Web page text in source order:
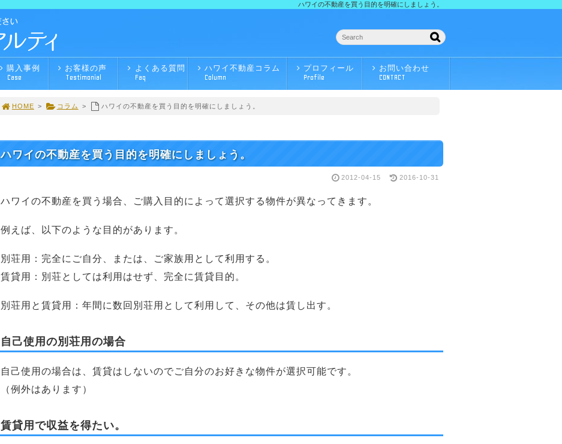
ハワイの不動産を買う目的を明確にしましょう。
購入事例
Case
お客様の声
Testimonial
よくある質問
Faq
ハワイ不動産コラム
Column
プロフィール
Profile
お問い合わせ
CONTACT
HOME > コラム > ハワイの不動産を買う目的を明確にしましょう。
ハワイの不動産を買う目的を明確にしましょう。
2012-04-15 2016-10-31
ハワイの不動産を買う場合、ご購入目的によって選択する物件が異なってきます。
例えば、以下のような目的があります。
別荘用：完全にご自分、または、ご家族用として利用する。
賃貸用：別荘としては利用はせず、完全に賃貸目的。
別荘用と賃貸用：年間に数回別荘用として利用して、その他は賃し出す。
自己使用の別荘用の場合
自己使用の場合は、賃貸はしないのでご自分のお好きな物件が選択可能です。
（例外はあります）
賃貸用で収益を得たい。